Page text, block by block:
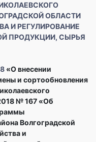
ОБЛАСТИ
И РЕГУЛИРОВАНИЕ
ПРОДУКЦИИ, СЫРЬЯ
«О внесении
и сортообновления
№ 167 «Об
Волгоградской
и